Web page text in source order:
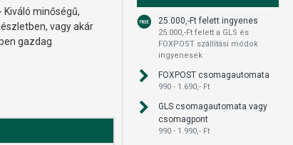
Kiváló minőségű,
vagy akár
gazdag
25.000,-Ft felett ingyenes
25.000,-Ft felett a GLS és
FOXPOST szállítási módok
ingyenesek
FOXPOST csomagautomata
990 - 1.690,- Ft
GLS csomagautomata vagy
csomagpont
990 - 1.990,- Ft